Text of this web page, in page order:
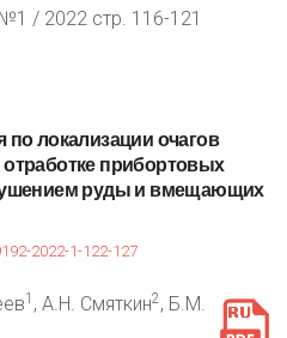
/ 2022 стр. 116-121
полокализацииочагов
отработкеприбортовых
рудыи вмещающих
2022-1-122-127
1 , А.Н. Смяткин2, Б.М.